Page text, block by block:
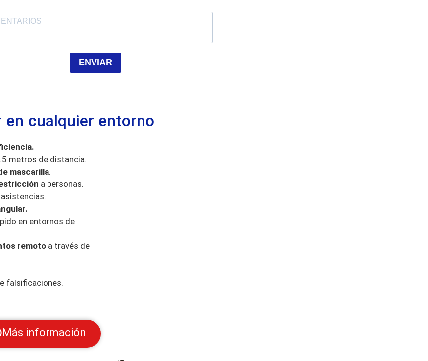
ENVIAR
en cualquier entorno
metros de distancia.
mascarilla.
a personas.
en entornos de
remoto a través de
falsificaciones.
Más información